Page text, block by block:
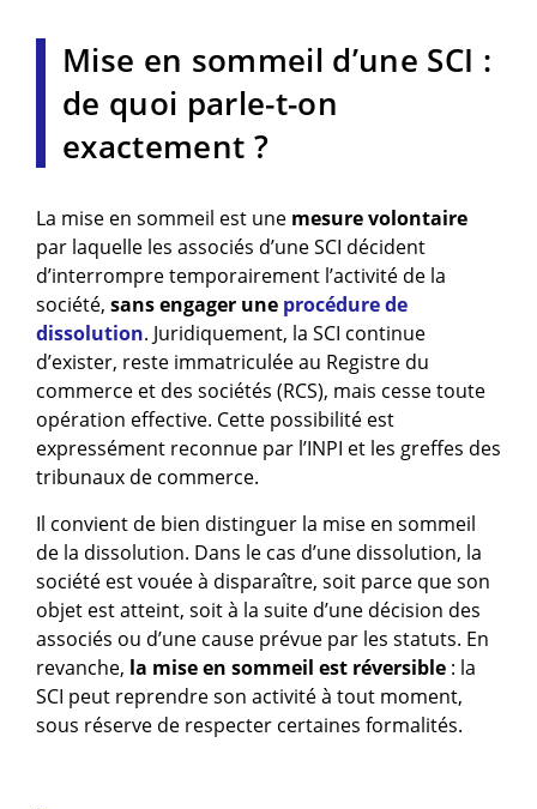
Mise en sommeil d’une SCI :
de quoi parle-t-on
exactement ?
La mise en sommeil est une mesure volontaire
par laquelle les associés d’une SCI décident
d’interrompre temporairement l’activité de la
société, sans engager une procédure de
dissolution. Juridiquement, la SCI continue
d’exister, reste immatriculée au Registre du
commerce et des sociétés (RCS), mais cesse toute
opération effective. Cette possibilité est
expressément reconnue par l’INPI et les greffes des
tribunaux de commerce.
Il convient de bien distinguer la mise en sommeil
de la dissolution. Dans le cas d’une dissolution, la
société est vouée à disparaître, soit parce que son
objet est atteint, soit à la suite d’une décision des
associés ou d’une cause prévue par les statuts. En
revanche, la mise en sommeil est réversible : la
SCI peut reprendre son activité à tout moment,
sous réserve de respecter certaines formalités.